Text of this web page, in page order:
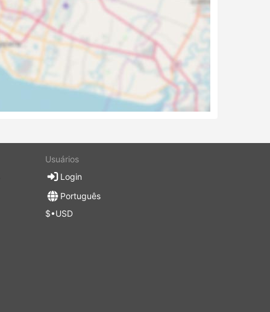
Usuários
Login
Português
$•USD